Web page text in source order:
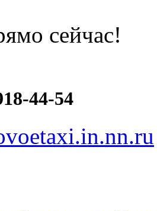
сейчас!
44-54